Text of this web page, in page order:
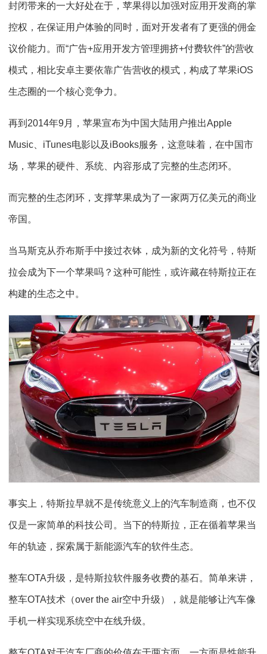
封闭带来的一大好处在于，苹果得以加强对应用开发商的掌
控权，在保证用户体验的同时，面对开发者有了更强的佣金
议价能力。而“广告+应用开发方管理拥挤+付费软件”的营收
模式，相比安卓主要依靠广告营收的模式，构成了苹果iOS
生态圈的一个核心竞争力。
再到2014年9月，苹果宣布为中国大陆用户推出Apple
Music、iTunes电影以及iBooks服务，这意味着，在中国市
场，苹果的硬件、系统、内容形成了完整的生态闭环。
而完整的生态闭环，支撑苹果成为了一家两万亿美元的商业
帝国。
当马斯克从乔布斯手中接过衣钵，成为新的文化符号，特斯
拉会成为下一个苹果吗？这种可能性，或许藏在特斯拉正在
构建的生态之中。
事实上，特斯拉早就不是传统意义上的汽车制造商，也不仅
仅是一家简单的科技公司。当下的特斯拉，正在循着苹果当
年的轨迹，探索属于新能源汽车的软件生态。
整车OTA升级，是特斯拉软件服务收费的基石。简单来讲，
整车OTA技术（over the air空中升级），就是能够让汽车像
手机一样实现系统空中在线升级。